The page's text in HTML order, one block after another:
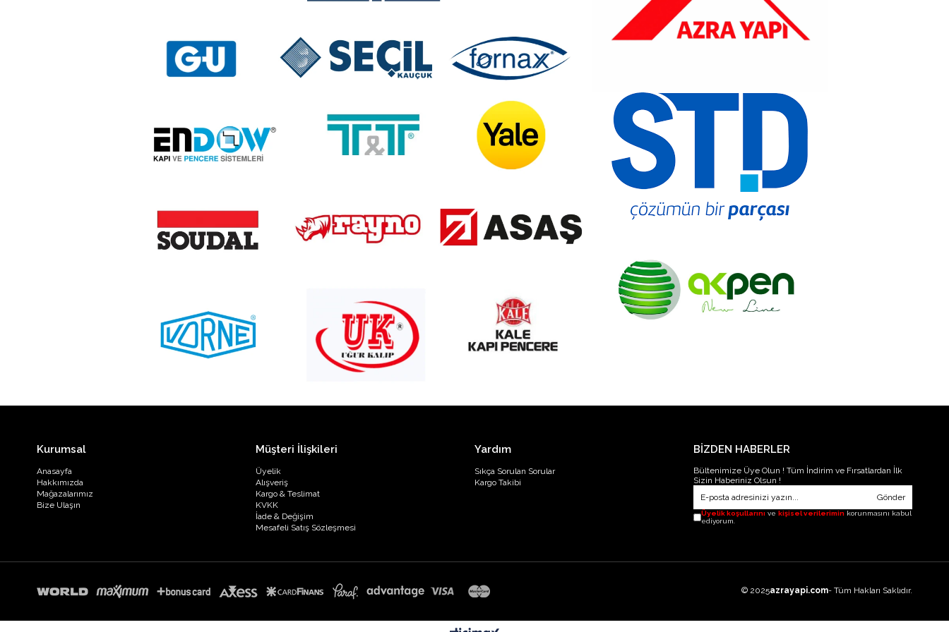
Kurumsal
Anasayfa
Hakkımızda
Mağazalarımız
Bize Ulaşın
Müşteri İlişkileri
Üyelik
Alışveriş
Kargo & Teslimat
KVKK
İade & Değişim
Mesafeli Satış Sözleşmesi
Yardım
Sıkça Sorulan Sorular
Kargo Takibi
BİZDEN HABERLER
Bültenimize Üye Olun ! Tüm İndirim ve Fırsatlardan İlk
Sizin Haberiniz Olsun !
Gönder
Üyelik koşullarını vekişisel verilerimin korunmasını kabul
ediyorum.
© 2025azrayapi.com- Tüm Hakları Saklıdır.